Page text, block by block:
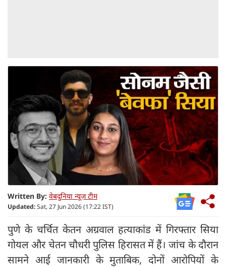
Written By: वेबदुनिया न्यूज़ टीम
Updated:Sat, 27 Jun 2026 (17:22 IST)
पुणे के चर्चित केतन अग्रवाल हत्याकांड में गिरफ्तार सिया
गोयल और चेतन चौधरी पुलिस हिरासत में हैं। जांच के दौरान
सामने आई जानकारी के मुताबिक, दोनों आरोपियों के